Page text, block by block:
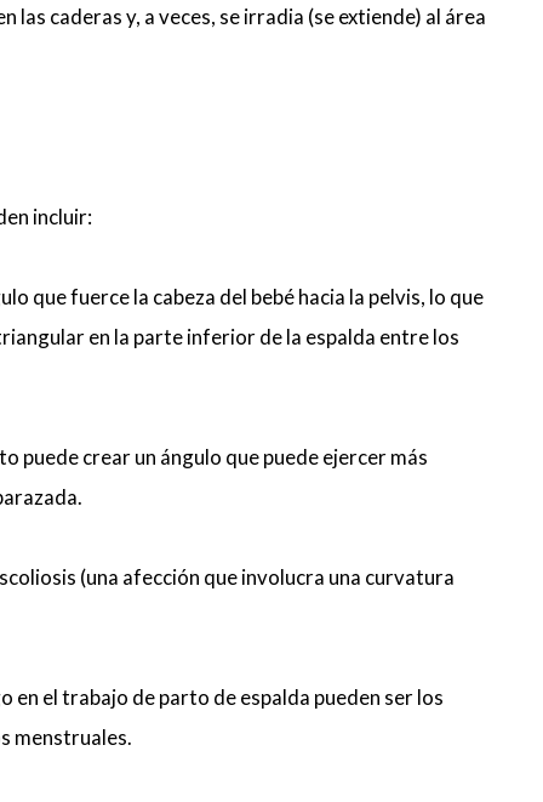
las caderas y, a veces, se irradia (se extiende) al área
incluir:
que fuerce la cabeza del bebé hacia la pelvis, lo que
en la parte inferior de la espalda entre los
puede crear un ángulo que puede ejercer más
(una afección que involucra una curvatura
en el trabajo de parto de espalda pueden ser los
menstruales.